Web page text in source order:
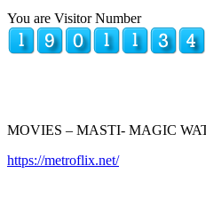
You are Visitor Number
MOVIES – MASTI- MAGIC
https://metroflix.net/